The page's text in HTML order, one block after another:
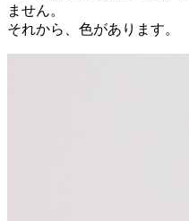
ません。
それから、色があります。